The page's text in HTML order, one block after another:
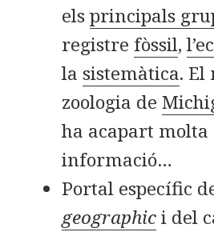
elsprincipals
registre fòssil,
lasistemàtica. El
zoologia de
ha acapart molta
informació…
Portal específic
geographici del